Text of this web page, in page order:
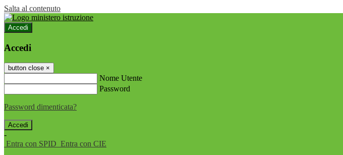
Salta al contenuto
Accedi
Accedi
button close ×
Nome Utente
Password
Password dimenticata?
-
Entra con SPID Entra con CIE